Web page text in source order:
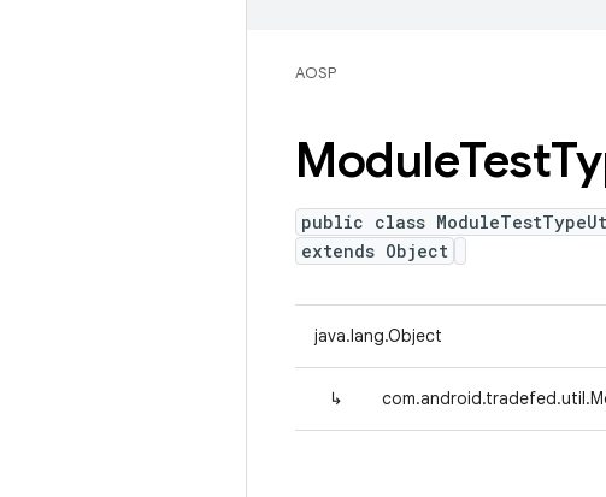
AOSP
ModuleTest
public class
extends Object
java.lang.Object
↳